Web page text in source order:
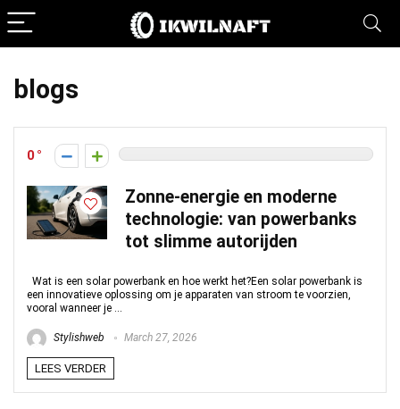
blogs
0
Zonne-energie en moderne
technologie: van powerbanks
tot slimme autorijden
Wat is een solar powerbank en hoe werkt het?Een solar powerbank is
een innovatieve oplossing om je apparaten van stroom te voorzien,
vooral wanneer je ...
Stylishweb March 27, 2026
LEES VERDER